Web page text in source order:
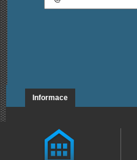
Informace